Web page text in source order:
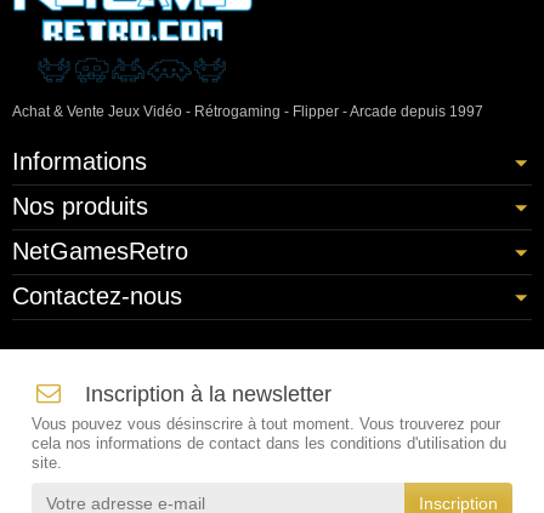
Achat & Vente Jeux Vidéo - Rétrogaming - Flipper - Arcade depuis 1997
Informations
Nos produits
NetGamesRetro
Contactez-nous
Inscription à la newsletter
Vous pouvez vous désinscrire à tout moment. Vous trouverez pour
cela nos informations de contact dans les conditions d'utilisation du
site.